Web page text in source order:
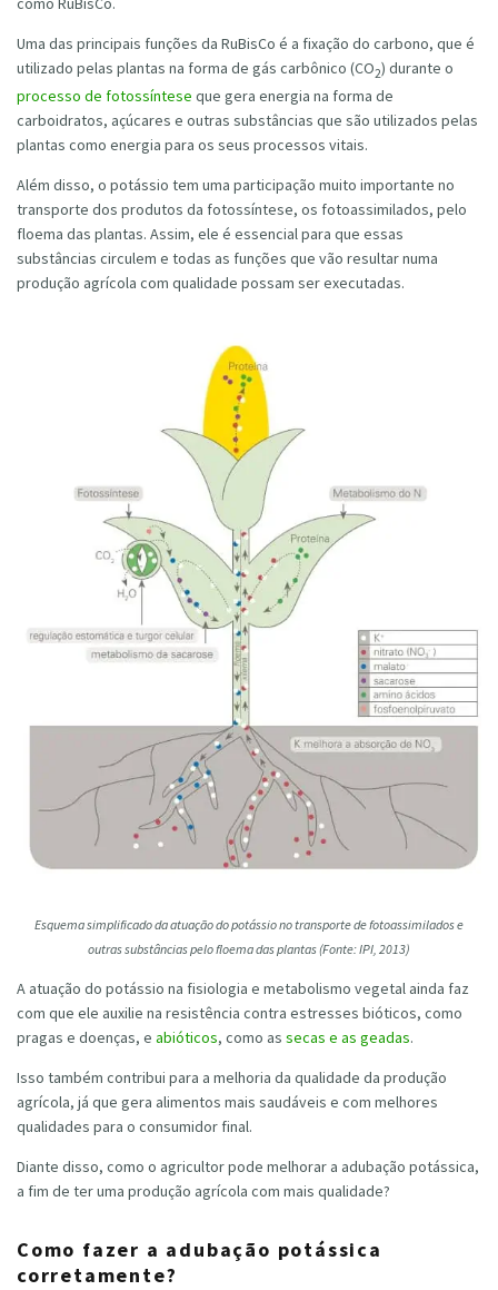
Uma das principais funções da RuBisCo é a fixação do carbono, que é
utilizado pelas plantas na forma de gás carbônico (CO2) durante o
processo de fotossíntese que gera energia na forma de
carboidratos, açúcares e outras substâncias que são utilizados pelas
plantas como energia para os seus processos vitais.
Além disso, o potássio tem uma participação muito importante no
transporte dos produtos da fotossíntese, os fotoassimilados, pelo
floema das plantas. Assim, ele é essencial para que essas
substâncias circulem e todas as funções que vão resultar numa
produção agrícola com qualidade possam ser executadas.
Esquema simplificado da atuação do potássio no transporte de fotoassimilados e
outras substâncias pelo floema das plantas (Fonte: IPI, 2013)
A atuação do potássio na fisiologia e metabolismo vegetal ainda faz
com que ele auxilie na resistência contra estresses bióticos, como
pragas e doenças, e abióticos, como as secas e as geadas.
Isso também contribui para a melhoria da qualidade da produção
agrícola, já que gera alimentos mais saudáveis e com melhores
qualidades para o consumidor final.
Diante disso, como o agricultor pode melhorar a adubação potássica,
a fim de ter uma produção agrícola com mais qualidade?
Como fazer a adubação potássica
corretamente?